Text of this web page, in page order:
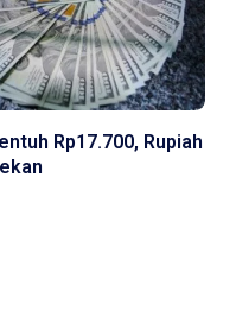
Rp17.700, Rupiah